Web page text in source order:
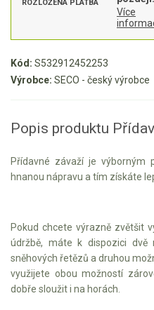
Benzínové pily
Aku pily
Jednoruční pily
AKU zahradní technika
Aku křovinořezy a vyžínače
Aku pily
Aku sekačky
Aku STIHL
Kód: S532912452253
Výrobce: SECO - český výrobce
ROZLOŽENÁ PLATBA
Více
Popis produktu
Přídavné závaží je výborným
hnanou nápravu a tím získáte
Pokud chcete výrazně zvětšit
údržbě, máte k dispozici dvě
sněhových řetězů a druhou
využijete obou možností
dobře sloužit i na horách.